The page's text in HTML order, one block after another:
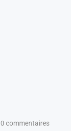
0 commentaires